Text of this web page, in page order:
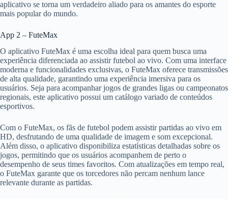
aplicativo se torna um verdadeiro aliado para os amantes do esporte
mais popular do mundo.
App 2 – FuteMax
O aplicativo FuteMax é uma escolha ideal para quem busca uma
experiência diferenciada ao assistir futebol ao vivo. Com uma interface
moderna e funcionalidades exclusivas, o FuteMax oferece transmissões
de alta qualidade, garantindo uma experiência imersiva para os
usuários. Seja para acompanhar jogos de grandes ligas ou campeonatos
regionais, este aplicativo possui um catálogo variado de conteúdos
esportivos.
Com o FuteMax, os fãs de futebol podem assistir partidas ao vivo em
HD, desfrutando de uma qualidade de imagem e som excepcional.
Além disso, o aplicativo disponibiliza estatísticas detalhadas sobre os
jogos, permitindo que os usuários acompanhem de perto o
desempenho de seus times favoritos. Com atualizações em tempo real,
o FuteMax garante que os torcedores não percam nenhum lance
relevante durante as partidas.